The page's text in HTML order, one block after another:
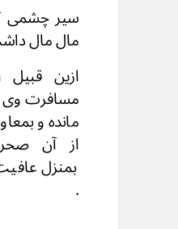
سیر چشمی
مال مال
ازین
مسافرت وی
مانده و
از آن
بمنزل
.